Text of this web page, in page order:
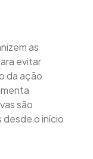
as
evitar
da ação
são
o início